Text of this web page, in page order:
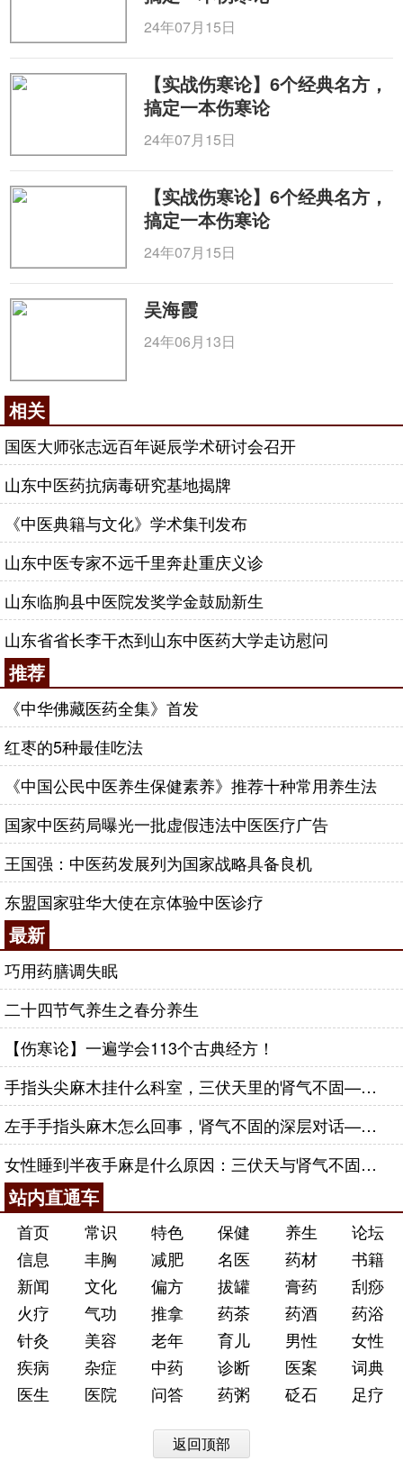
24年07月15日
【实战伤寒论】6个经典名方，
搞定一本伤寒论
24年07月15日
【实战伤寒论】6个经典名方，
搞定一本伤寒论
24年07月15日
吴海霞
24年06月13日
相关
国医大师张志远百年诞辰学术研讨会召开
山东中医药抗病毒研究基地揭牌
《中医典籍与文化》学术集刊发布
山东中医专家不远千里奔赴重庆义诊
山东临朐县中医院发奖学金鼓励新生
山东省省长李干杰到山东中医药大学走访慰问
推荐
《中华佛藏医药全集》首发
红枣的5种最佳吃法
《中国公民中医养生保健素养》推荐十种常用养生法
国家中医药局曝光一批虚假违法中医医疗广告
王国强：中医药发展列为国家战略具备良机
东盟国家驻华大使在京体验中医诊疗
最新
巧用药膳调失眠
二十四节气养生之春分养生
【伤寒论】一遍学会113个古典经方！
手指头尖麻木挂什么科室，三伏天里的肾气不固——肾合jjn
左手手指头麻木怎么回事，肾气不固的深层对话——肾合jjn
女性睡到半夜手麻是什么原因：三伏天与肾气不固的深层对话
站内直通车
首页 常识 特色 保健 养生
论坛
信息
丰胸 减肥 名医 药材
书籍
新闻
文化 偏方 拔罐 膏药
刮痧
火疗
气功 推拿 药茶 药酒
药浴
针灸
美容 老年 育儿 男性
女性
疾病
杂症 中药 诊断 医案
词典
医生
医院 问答 药粥 砭石 足疗
返回顶部